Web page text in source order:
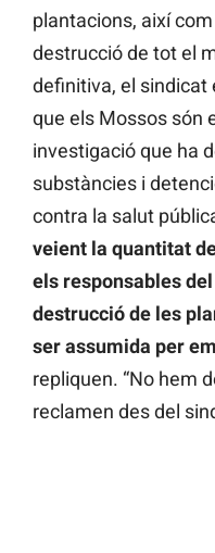
plantacions, així
destrucció de tot el
definitiva, el sindicat
que els Mossos són
investigació que ha
substàncies i
contra la salut
veient la quantitat
els responsables
destrucció de les
ser assumida per
repliquen. “No hem
reclamen des del